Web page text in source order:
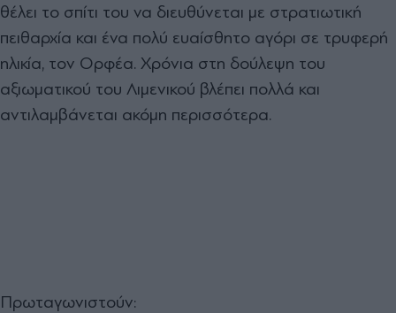
θέλει το σπίτι του να διευθύνεται με στρατιωτική
πειθαρχία και ένα πολύ ευαίσθητο αγόρι σε τρυφερή
ηλικία, τον Ορφέα. Χρόνια στη δούλεψη του
αξιωματικού του Λιμενικού βλέπει πολλά και
αντιλαμβάνεται ακόμη περισσότερα.
Πρωταγωνιστούν: